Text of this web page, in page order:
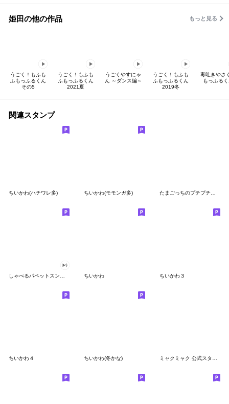
姫田の他の作品 もっと見る
うごく！もふも
ふもっふるくん
その5
うごく！もふも
ふもっふるくん
2021夏
うごくやすにゃ
ん ～ダンス編～
うごく！もふも
ふもっふるくん
2019冬
毒吐きやさ
もっふる
関連スタンプ
ちいかわ(ハチワレ多) ちいかわ(モモンガ多) たまごっちのプチプチおみせっち
ちいかわ ちいかわ３
ちいかわ４ ちいかわ(冬かな)